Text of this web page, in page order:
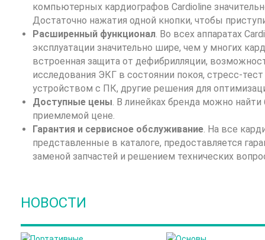
компьютерных кардиографов Cardioline
Достаточно нажатия одной кнопки, чтобы
Расширенный функционал. Во всех аппаратах
эксплуатации значительно шире, чем у многих
встроенная защита от дефибрилляции,
исследования ЭКГ в состоянии покоя, стресс-
устройством с ПК, другие решения для
Доступные цены. В линейках бренда можно
приемлемой цене.
Гарантия и сервисное обслуживание. На все
представленные в каталоге, предоставляется
заменой запчастей и решением технических
НОВОСТИ